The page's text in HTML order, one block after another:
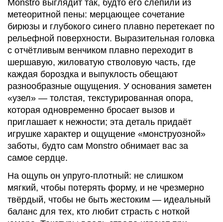
Monstro выглядит так, будто его слепили из
метеоритной пены: мерцающее сочетание
бирюзы и глубокого синего плавно перетекает по
рельефной поверхности. Выразительная головка
с отчётливым венчиком плавно переходит в
шершавую, жиловатую стволовую часть, где
каждая бороздка и выпуклость обещают
разнообразные ощущения. У основания заметен
«узел» — толстая, текстурированная опора,
которая одновременно бросает вызов и
приглашает к нежности; эта деталь придаёт
игрушке характер и ощущение «монструозной»
заботы, будто сам Monstro обнимает вас за
самое сердце.
На ощупь он упруго-плотный: не слишком
мягкий, чтобы потерять форму, и не чрезмерно
твёрдый, чтобы не быть жестоким — идеальный
баланс для тех, кто любит страсть с ноткой